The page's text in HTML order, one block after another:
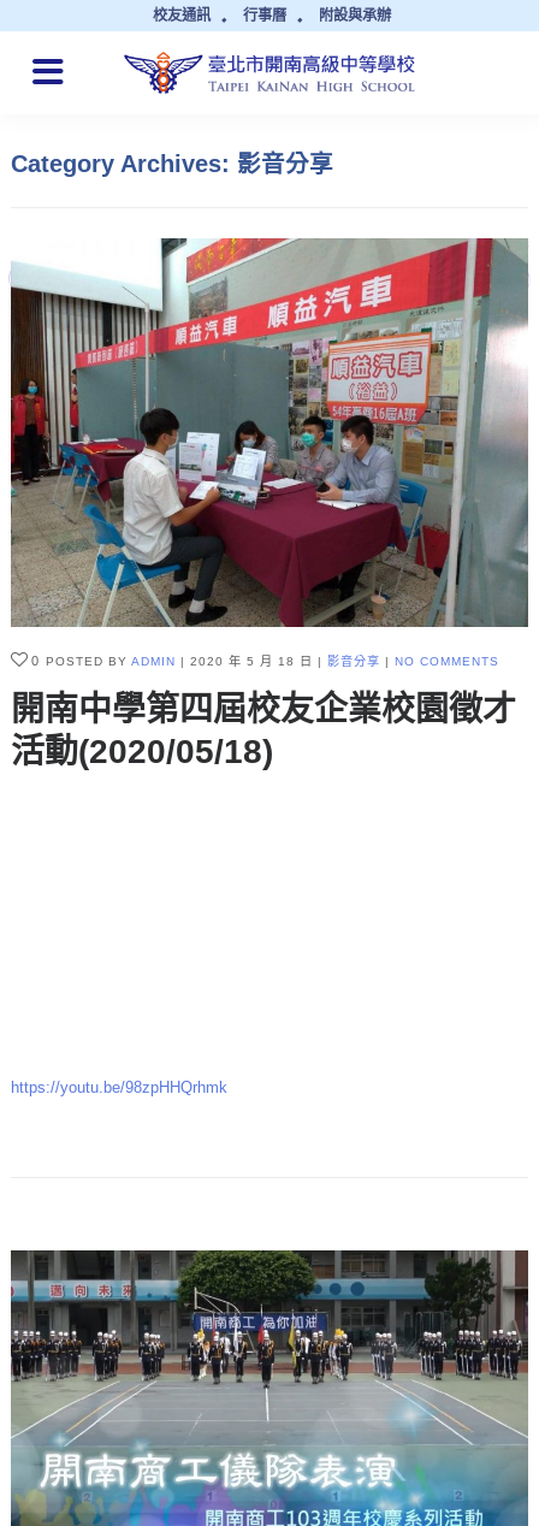
校友通訊 行事曆 附設與承辦
QUICK LINKS
Category Archives: 影音分享
0 POSTED BY ADMIN 2020 年 5 月 18 日 影音分享 NO COMMENTS
開南中學第四屆校友企業校園徵才
活動(2020/05/18)
https://youtu.be/98zpHHQrhmk